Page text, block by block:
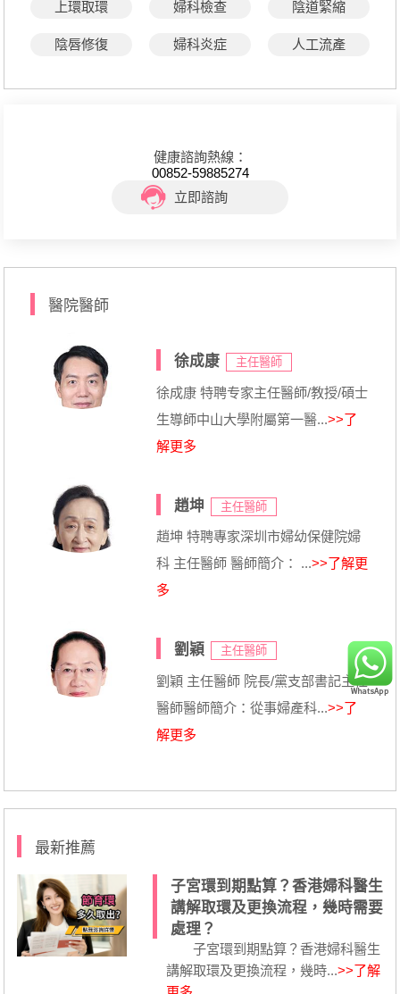
上環取環 婦科檢查 陰道緊縮
陰唇修復 婦科炎症 人工流產
健康諮詢熱線：
00852-59885274
立即諮詢
醫院醫師
徐成康 主任醫師
徐成康 特聘专家主任醫師/教授/碩士
生導師中山大學附屬第一醫...>>了
解更多
趙坤 主任醫師
趙坤 特聘專家深圳市婦幼保健院婦
科 主任醫師 醫師簡介： ...>>了解更
多
劉穎 主任醫師
劉穎 主任醫師 院長/黨支部書記主任
醫師醫師簡介：從事婦產科...>>了
解更多
最新推薦
子宮環到期點算？香港婦科醫生
講解取環及更換流程，幾時需要
處理？
子宮環到期點算？香港婦科醫生
講解取環及更換流程，幾時...>>了解